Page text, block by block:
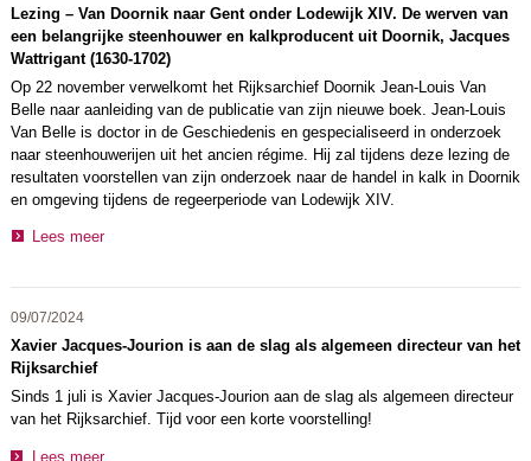
Lezing – Van Doornik naar Gent onder Lodewijk XIV. De werven van
een belangrijke steenhouwer en kalkproducent uit Doornik, Jacques
Wattrigant (1630-1702)
Op 22 november verwelkomt het Rijksarchief Doornik Jean-Louis Van
Belle naar aanleiding van de publicatie van zijn nieuwe boek. Jean-Louis
Van Belle is doctor in de Geschiedenis en gespecialiseerd in onderzoek
naar steenhouwerijen uit het ancien régime. Hij zal tijdens deze lezing de
resultaten voorstellen van zijn onderzoek naar de handel in kalk in Doornik
en omgeving tijdens de regeerperiode van Lodewijk XIV.
Lees meer
09/07/2024
Xavier Jacques-Jourion is aan de slag als algemeen directeur van het
Rijksarchief
Sinds 1 juli is Xavier Jacques-Jourion aan de slag als algemeen directeur
van het Rijksarchief. Tijd voor een korte voorstelling!
Lees meer